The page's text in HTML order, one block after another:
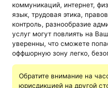
коммуникаций, интернет,
язык, трудовая этика,
контроль, разнообразие
услуг могут повлиять на
уверенны, что сможете
оффшорную зону легко,
Обратите внимание на
юрисдикцией на другой